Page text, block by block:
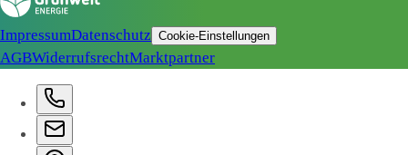
ImpressumDatenschutz Cookie-Einstellungen
AGBWiderrufsrechtMarktpartner